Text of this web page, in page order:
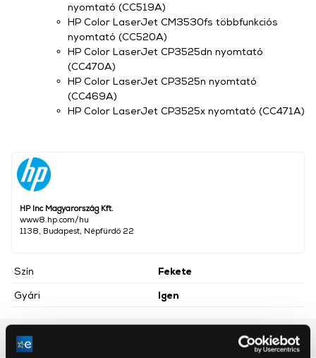
HP Inc Magyarország Kft.
www8.hp.com/hu
1138, Budapest, Népfürdő 22
Szín
Fekete
Gyári
Igen
nyomtató (CC519A)
HP Color LaserJet CM3530fs többfunkciós
nyomtató (CC520A)
HP Color LaserJet CP3525dn nyomtató
(CC470A)
HP Color LaserJet CP3525n nyomtató
(CC469A)
HP Color LaserJet CP3525x nyomtató (CC471A)
Részletes ismertető